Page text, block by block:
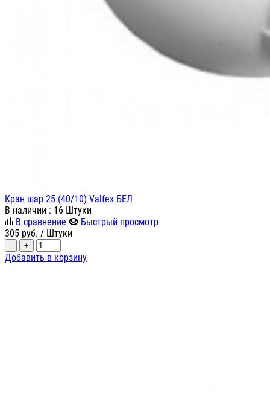
Кран шар 25 (40/10) Valfex БЕЛ
В наличии : 16 Штуки
В сравнение
Быстрый просмотр
305 руб. / Штуки
- +
Добавить в корзину